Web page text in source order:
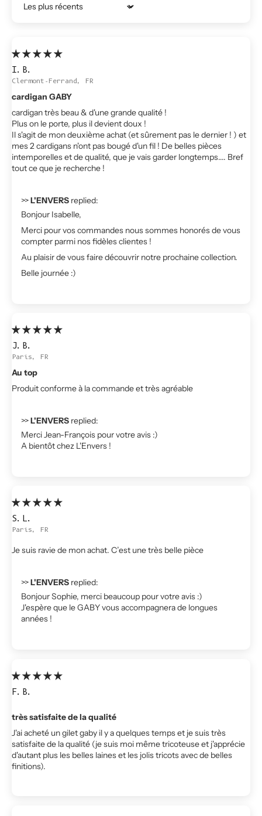
Trier par
I.B.
Clermont-Ferrand, FR
cardigan GABY
cardigan très beau & d'une grande qualité !
Plus on le porte, plus il devient doux !
Il s'agit de mon deuxième achat (et sûrement pas le dernier ! ) et
mes 2 cardigans n'ont pas bougé d'un fil ! De belles pièces
intemporelles et de qualité, que je vais garder longtemps.... Bref
tout ce que je recherche !
>>L'ENVERS replied:
Bonjour Isabelle,
Merci pour vos commandes nous sommes honorés de vous
compter parmi nos fidèles clientes !
Au plaisir de vous faire découvrir notre prochaine collection.
Belle journée :)
J.B.
Paris, FR
Au top
Produit conforme à la commande et très agréable
>>L'ENVERS replied:
Merci Jean-François pour votre avis :)
A bientôt chez L'Envers !
S.L.
Paris, FR
Je suis ravie de mon achat. C’est une très belle pièce
>>L'ENVERS replied:
Bonjour Sophie, merci beaucoup pour votre avis :)
J'espère que le GABY vous accompagnera de longues
années !
F.B.
très satisfaite de la qualité
J'ai acheté un gilet gaby il y a quelques temps et je suis très
satisfaite de la qualité (je suis moi même tricoteuse et j'apprécie
d'autant plus les belles laines et les jolis tricots avec de belles
finitions).